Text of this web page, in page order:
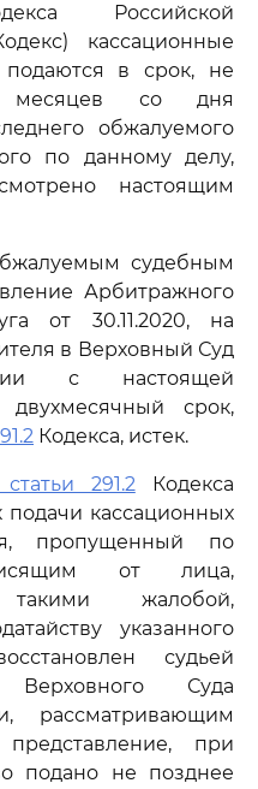
Российской
кассационные
подаются в срок, не
месяцев со дня
обжалуемого
по данному делу,
настоящим
судебным
Арбитражного
от 30.11.2020, на
в Верховный Суд
с настоящей
двухмесячный срок,
Кодекса, истек.
291.2Кодекса
подачи кассационных
пропущенный по
от лица,
жалобой,
указанного
судьей
Суда
рассматривающим
при
подано не позднее